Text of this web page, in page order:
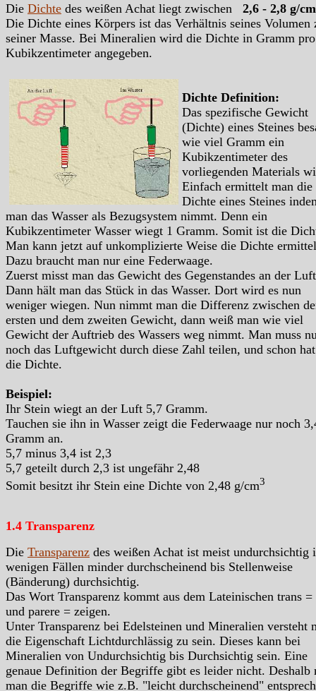
Die Dichte des weißen Achat liegt zwischen 2,6 - 2,8 g/cm
Die Dichte eines Körpers ist das Verhältnis seines Volumen
seiner Masse. Bei Mineralien wird die Dichte in Gramm pro
Kubikzentimeter angegeben.
Dichte Definition:
Das spezifische Gewicht
(Dichte) eines Steines
wie viel Gramm ein
Kubikzentimeter des
vorliegenden Materials
Einfach ermittelt man die
Dichte eines Steines
man das Wasser als Bezugsystem nimmt. Denn ein
Kubikzentimeter Wasser wiegt 1 Gramm. Somit ist die
Man kann jetzt auf unkomplizierte Weise die Dichte
Dazu braucht man nur eine Federwaage.
Zuerst misst man das Gewicht des Gegenstandes an der
Dann hält man das Stück in das Wasser. Dort wird es nun
weniger wiegen. Nun nimmt man die Differenz zwischen
ersten und dem zweiten Gewicht, dann weiß man wie viel
Gewicht der Auftrieb des Wassers weg nimmt. Man muss
noch das Luftgewicht durch diese Zahl teilen, und schon
die Dichte.
Beispiel:
Ihr Stein wiegt an der Luft 5,7 Gramm.
Tauchen sie ihn in Wasser zeigt die Federwaage nur noch
Gramm an.
5,7 minus 3,4 ist 2,3
5,7 geteilt durch 2,3 ist ungefähr 2,48
Somit besitzt ihr Stein eine Dichte von 2,48 g/cm3
1.4 Transparenz
Die Transparenz des weißen Achat ist meist undurchsichtig
wenigen Fällen minder durchscheinend bis Stellenweise
(Bänderung) durchsichtig.
Das Wort Transparenz kommt aus dem Lateinischen trans =
und parere = zeigen.
Unter Transparenz bei Edelsteinen und Mineralien versteht
die Eigenschaft Lichtdurchlässig zu sein. Dieses kann bei
Mineralien von Undurchsichtig bis Durchsichtig sein. Eine
genaue Definition der Begriffe gibt es leider nicht. Deshalb
man die Begriffe wie z.B. "leicht durchscheinend"